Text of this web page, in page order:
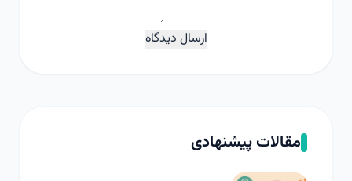
ارسال دیدگاه
مقالات پیشنهادی